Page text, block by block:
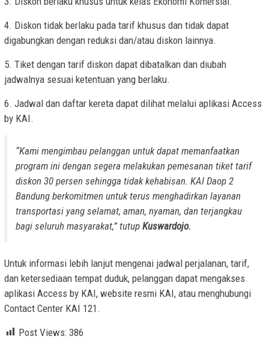
4. Diskon tidak berlaku pada tarif khusus dan tidak dapat
digabungkan dengan reduksi dan/atau diskon lainnya.
5. Tiket dengan tarif diskon dapat dibatalkan dan diubah
jadwalnya sesuai ketentuan yang berlaku.
6. Jadwal dan daftar kereta dapat dilihat melalui aplikasi Access
by KAI.
“Kami mengimbau pelanggan untuk dapat memanfaatkan
program ini dengan segera melakukan pemesanan tiket tarif
diskon 30 persen sehingga tidak kehabisan. KAI Daop 2
Bandung berkomitmen untuk terus menghadirkan layanan
transportasi yang selamat, aman, nyaman, dan terjangkau
bagi seluruh masyarakat,” tutup Kuswardojo.
Untuk informasi lebih lanjut mengenai jadwal perjalanan, tarif,
dan ketersediaan tempat duduk, pelanggan dapat mengakses
aplikasi Access by KAI, website resmi KAI, atau menghubungi
Contact Center KAI 121.
Post Views: 386